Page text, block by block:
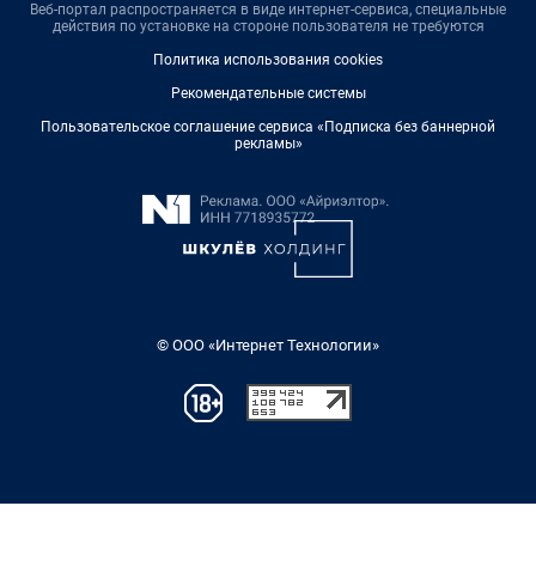
Веб-портал распространяется в виде интернет-сервиса, специальные
действия по установке на стороне пользователя не требуются
Политика использования cookies
Рекомендательные системы
Пользовательское соглашение сервиса «Подписка без баннерной
рекламы»
© ООО «Интернет Технологии»